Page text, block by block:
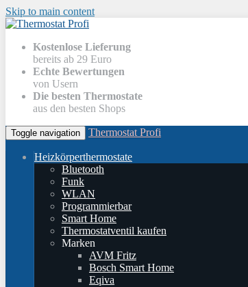
Skip to main content
Kostenlose Lieferung
bereits ab 29 Euro
Echte Bewertungen
von Usern
Die besten Thermostate
aus den besten Shops
Toggle navigation Thermostat Profi
Heizkörperthermostate
Bluetooth
Funk
WLAN
Programmierbar
Smart Home
Thermostatventil kaufen
Marken
AVM Fritz
Bosch Smart Home
Eqiva